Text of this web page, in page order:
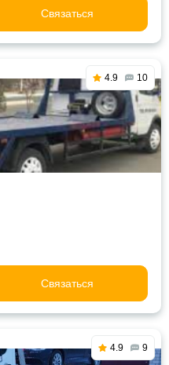
Связаться
4.9 10
Связаться
4.9 9